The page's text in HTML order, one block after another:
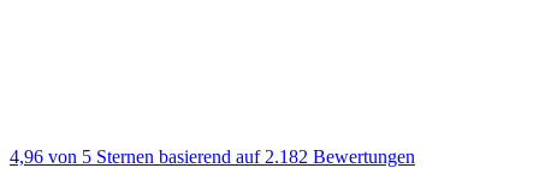
4,96 von 5 Sternen basierend auf 2.182 Bewertungen